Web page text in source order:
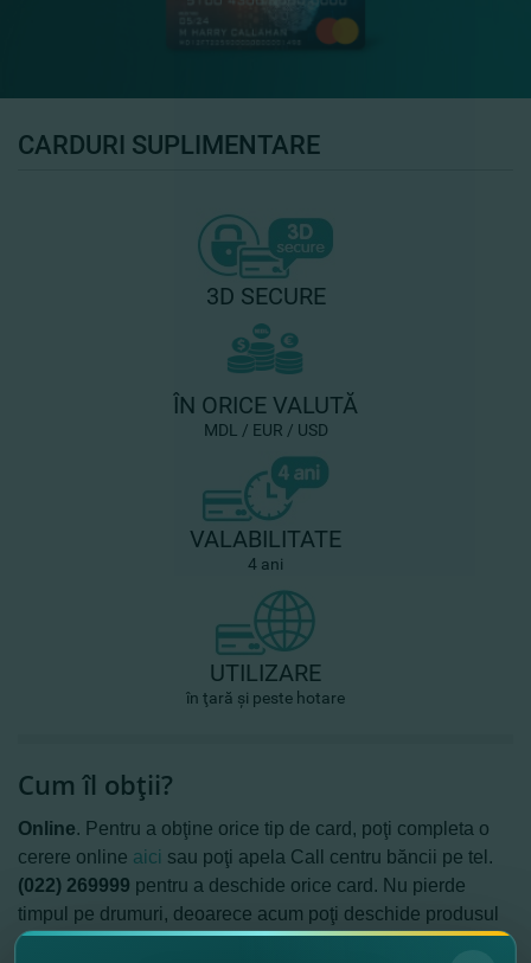
CARDURI SUPLIMENTARE
3D SECURE
ÎN ORICE VALUTĂ
MDL / EUR / USD
VALABILITATE
4 ani
UTILIZARE
în ţară şi peste hotare
Cum îl obţii?
Online. Pentru a obţine orice tip de card, poţi completa o
cerere online aici sau poţi apela Call centru băncii pe tel.
(022) 269999 pentru a deschide orice card. Nu pierde
timpul pe drumuri, deoarece acum poţi deschide produsul
dorit de la distanţă.